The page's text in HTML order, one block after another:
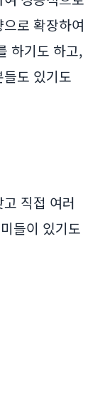
로 확장하여
하기도 하고,
도 있기도
직접 여러
들이 있기도